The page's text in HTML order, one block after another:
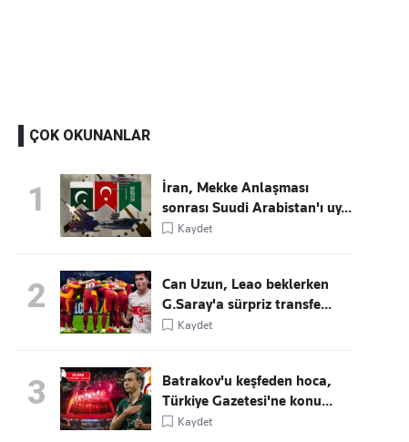
ÇOK OKUNANLAR
1
İran, Mekke Anlaşması
sonrası Suudi Arabistan'ı uy...
Kaydet
2
Can Uzun, Leao beklerken
G.Saray'a sürpriz transfe...
Kaydet
3
Batrakov'u keşfeden hoca,
Türkiye Gazetesi'ne konu...
Kaydet